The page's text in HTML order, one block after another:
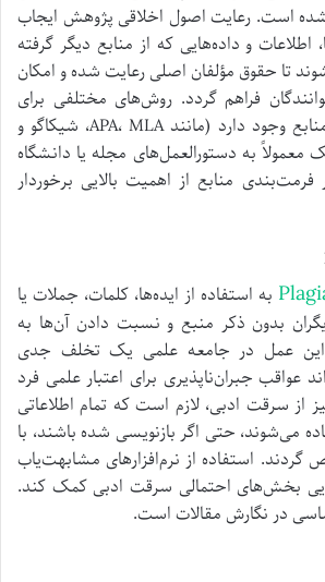
شده است. رعایت اصول اخلاقی پژوهش ایجاب
اطلاعات و داده‌هایی که از منابع دیگر گرفته
تا حقوق مؤلفان اصلی رعایت شده و امکان
فراهم گردد. روش‌های مختلفی برای
استناددهی و نگارش منابع وجود دارد (مانند APA، MLA، شیکاگو و
معمولاً به دستورالعمل‌های مجله یا دانشگاه
منابع از اهمیت بالایی برخوردار
به استفاده از ایده‌ها، کلمات، جملات یا
بدون ذکر منبع و نسبت دادن آن‌ها به
عمل در جامعه علمی یک تخلف جدی
جبران‌ناپذیری برای اعتبار علمی فرد
از سرقت ادبی، لازم است که تمام اطلاعاتی
می‌شوند، حتی اگر بازنویسی شده باشند، با
استفاده از نرم‌افزارهای مشابهت‌یاب
بخش‌های احتمالی سرقت ادبی کمک کند.
در نگارش مقالات است.